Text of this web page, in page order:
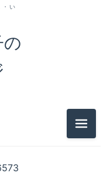
の
・ い
メニュ